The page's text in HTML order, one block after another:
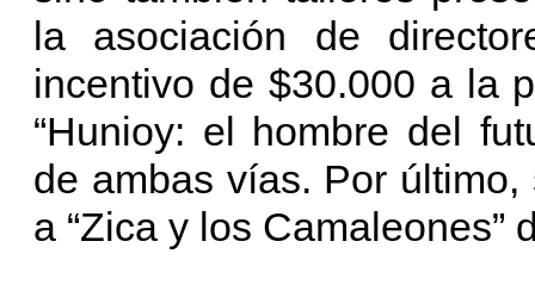
la asociación de
incentivo de $30.000 a la
“Hunioy: el hombre del
de ambas vías. Por
a “Zica y los Camaleones”